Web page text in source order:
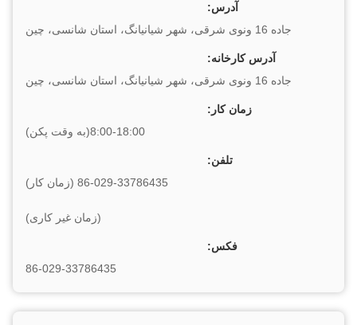
آدرس:
جاده 16 ونوی شرقی، شهر شیانیانگ، استان شانسی، چین
آدرس کارخانه:
جاده 16 ونوی شرقی، شهر شیانیانگ، استان شانسی، چین
زمان کار:
8:00-18:00(به وقت پکن)
تلفن:
86-029-33786435 (زمان کار)
(زمان غیر کاری)
فکس:
86-029-33786435